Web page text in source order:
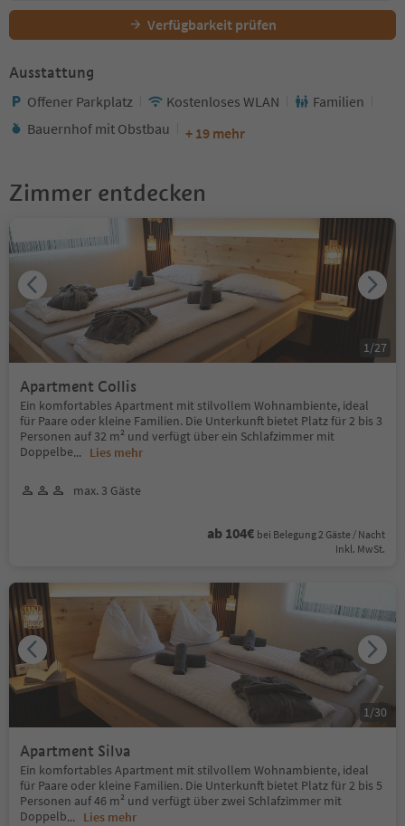
Verfügbarkeit prüfen
Ausstattung
Offener Parkplatz Kostenloses WLAN
Familien
Bauernhof mit Obstbau
+ 19 mehr
Zimmer entdecken
Apartment Collis
Ein komfortables Apartment mit stilvollem Wohnambiente, ideal
für Paare oder kleine Familien. Die Unterkunft bietet Platz für 2 bis 3
Personen auf 32 m² und verfügt über ein Schlafzimmer mit
Doppelbe... Lies mehr
max. 3 Gäste
ab 104€ bei Belegung 2 Gäste / Nacht
Inkl. MwSt.
1 /27
Apartment Silva
Ein komfortables Apartment mit stilvollem Wohnambiente, ideal
für Paare oder kleine Familien. Die Unterkunft bietet Platz für 2 bis 5
Personen auf 46 m² und verfügt über zwei Schlafzimmer mit
Doppelb... Lies mehr
1 /30